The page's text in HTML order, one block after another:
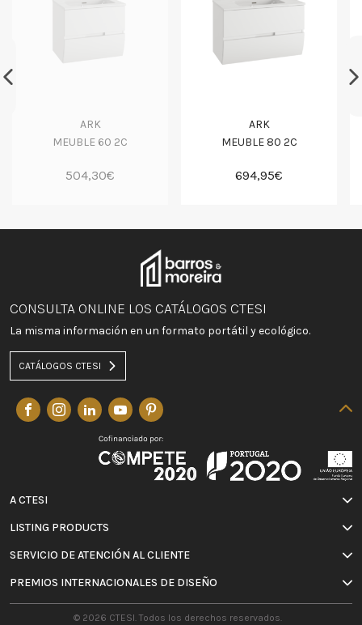
ARK
MEUBLE 60 2C
504,30€
ARK
MEUBLE 80 2C
694,95€
CONSULTA ONLINE LOS CATÁLOGOS CTESI
La misma información en un formato portátil y ecológico.
CATÁLOGOS CTESI
A CTESI
LISTING PRODUCTS
SERVICIO DE ATENCIÓN AL CLIENTE
PREMIOS INTERNACIONALES DE DISEÑO
© 2026 CTESI. Todos los derechos reservados.